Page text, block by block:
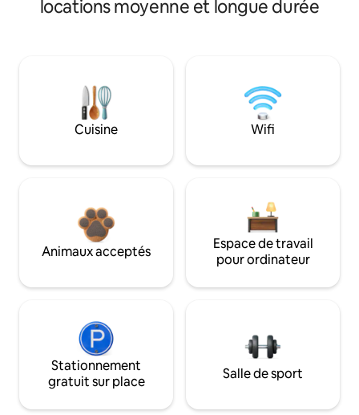
locations moyenne et longue durée
Cuisine Wifi
Animaux acceptés
Espace de travail
pour ordinateur
Stationnement
gratuit sur place
Salle de sport